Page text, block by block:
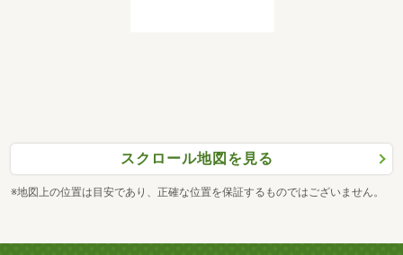
スクロール地図を見る
※地図上の位置は目安であり、正確な位置を保証するものではございません。